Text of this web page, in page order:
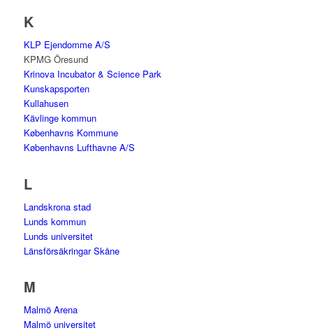
K
KLP Ejendomme A/S
KPMG Öresund
Krinova Incubator & Science Park
Kunskapsporten
Kullahusen
Kävlinge kommun
Københavns Kommune
Københavns Lufthavne A/S
L
Landskrona stad
Lunds kommun
Lunds universitet
Länsförsäkringar Skåne
M
Malmö Arena
Malmö universitet